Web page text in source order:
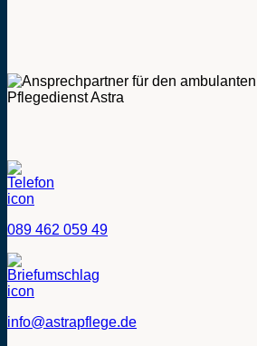
089 462 059 49
info@astrapflege.de